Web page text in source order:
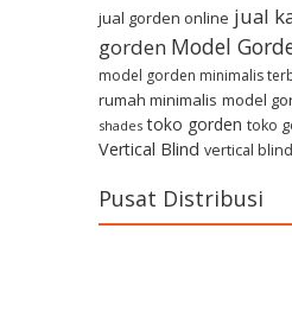
jual gorden online jual
gorden Model
model gorden minimalis
rumah minimalis model
shades toko gorden toko
Vertical Blind vertical
Pusat Distribusi